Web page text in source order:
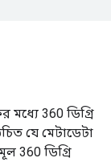
মধ্যে 360 ডিগ্রি
যে মেটাডেটা
360 ডিগ্রি